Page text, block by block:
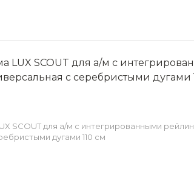
LUX SCOUT для а/м с
с серебристыми дугами
SCOUT для а/м с интегрированными
дугами 110 см